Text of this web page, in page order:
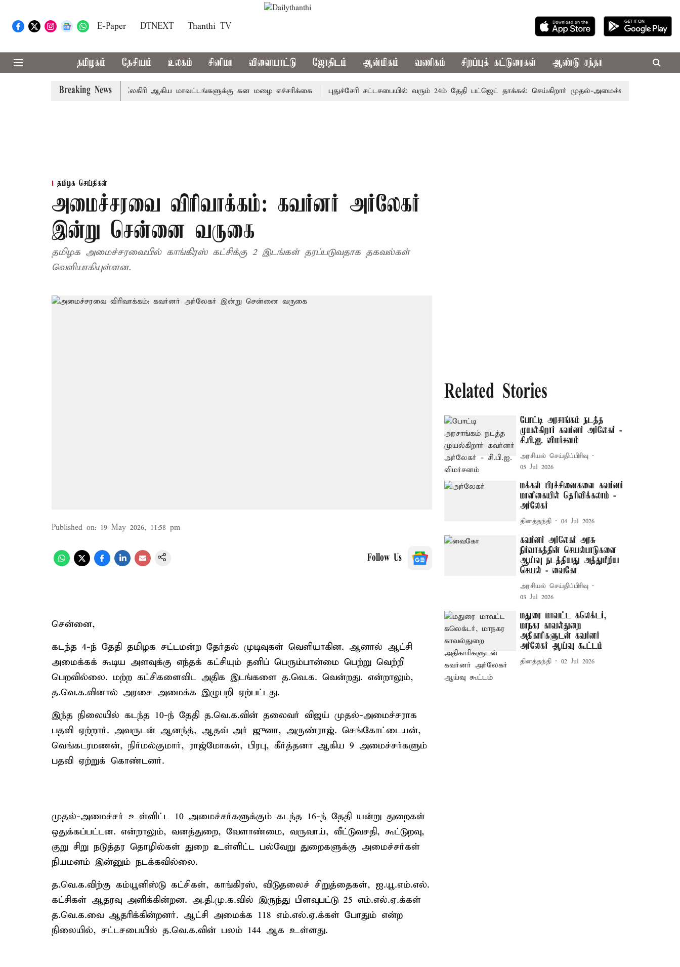
E-Paper DTNEXT Thanthi TV
தமிழகம் தேசியம் உலகம் சினிமா விளையாட்டு ஜோதிடம் ஆன்மிகம் வணிகம் சிறப்புக் கட்டுரைகள் ஆண்டு சந்தா
Breaking News
கோவை, தேனி,நீலகிரி ஆகிய மாவட்டங்களுக்கு கன மழை எச்சரிக்கை புதுச்சேரி சட்டசபையில் வரும் 24ம் தேதி பட்ஜெட் தாக்கல் செய்கிறார் முதல்-அமைச்சர் ரங்கசாமி
தமிழக செய்திகள்
அமைச்சரவை விரிவாக்கம்: கவர்னர் அர்லேகர்
இன்று சென்னை வருகை
தமிழக அமைச்சரவையில் காங்கிரஸ் கட்சிக்கு 2 இடங்கள் தரப்படுவதாக தகவல்கள்
வெளியாகியுள்ளன.
Published on: 19 May 2026, 11:58 pm
Follow Us
சென்னை,
கடந்த 4-ந் தேதி தமிழக சட்டமன்ற தேர்தல் முடிவுகள் வெளியாகின. ஆனால் ஆட்சி
அமைக்கக் கூடிய அளவுக்கு எந்தக் கட்சியும் தனிப் பெரும்பான்மை பெற்று வெற்றி
பெறவில்லை. மற்ற கட்சிகளைவிட அதிக இடங்களை த.வெ.க. வென்றது. என்றாலும்,
த.வெ.க.வினால் அரசை அமைக்க இழுபறி ஏற்பட்டது.
இந்த நிலையில் கடந்த 10-ந் தேதி த.வெ.க.வின் தலைவர் விஜய் முதல்-அமைச்சராக
பதவி ஏற்றார். அவருடன் ஆனந்த், ஆதவ் அர் ஜுனா, அருண்ராஜ். செங்கோட்டையன்,
வெங்கடரமணன், நிர்மல்குமார், ராஜ்மோகன், பிரபு, கீர்த்தனா ஆகிய 9 அமைச்சர்களும்
பதவி ஏற்றுக் கொண்டனர்.
முதல்-அமைச்சர் உள்ளிட்ட 10 அமைச்சர்களுக்கும் கடந்த 16-ந் தேதி யன்று துறைகள்
ஒதுக்கப்பட்டன. என்றாலும், வனத்துறை, வேளாண்மை, வருவாய், வீட்டுவசதி, கூட்டுறவு,
குறு சிறு நடுத்தர தொழில்கள் துறை உள்ளிட்ட பல்வேறு துறைகளுக்கு அமைச்சர்கள்
நியமனம் இன்னும் நடக்கவில்லை.
த.வெ.க.விற்கு கம்யூனிஸ்டு கட்சிகள், காங்கிரஸ், விடுதலைச் சிறுத்தைகள், ஐ.யூ.எம்.எல்.
கட்சிகள் ஆதரவு அளிக்கின்றன. அ.தி.மு.க.வில் இருந்து பிளவுபட்டு 25 எம்.எல்.ஏ.க்கள்
த.வெ.க.வை ஆதரிக்கின்றனர். ஆட்சி அமைக்க 118 எம்.எல்.ஏ.க்கள் போதும் என்ற
நிலையில், சட்டசபையில் த.வெ.க.வின் பலம் 144 ஆக உள்ளது.
Related Stories
போட்டி அரசாங்கம் நடத்த
முயல்கிறார் கவர்னர் அர்லேகர் -
சி.பி.ஐ. விமர்சனம்
அரசியல் செய்திப்பிரிவு
05 Jul 2026
மக்கள் பிரச்சினைகளை கவர்னர்
மாளிகையில் தெரிவிக்கலாம் -
அர்லேகர்
தினத்தந்தி 04 Jul 2026
கவர்னர் அர்லேகர் அரசு
நிர்வாகத்தின் செயல்பாடுகளை
ஆய்வு நடத்தியது அத்துமீறிய
செயல் - வைகோ
அரசியல் செய்திப்பிரிவு
03 Jul 2026
மதுரை மாவட்ட கலெக்டர்,
மாநகர காவல்துறை
அதிகாரிகளுடன் கவர்னர்
அர்லேகர் ஆய்வு கூட்டம்
தினத்தந்தி 02 Jul 2026